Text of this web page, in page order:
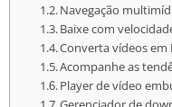
Navegação
Baixe com
Converta vídeos
Acompanhe as
Player de vídeo